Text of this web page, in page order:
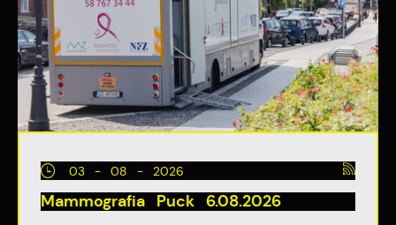
03 - 08 - 2026
Mammografia Puck 6.08.2026